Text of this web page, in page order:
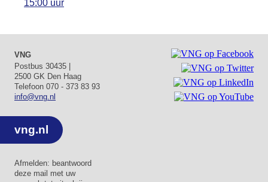
15:00 uur
VNG
Postbus 30435 |
2500 GK Den Haag
Telefoon 070 - 373 83 93
info@vng.nl
vng.nl
Afmelden: beantwoord
deze mail met uw